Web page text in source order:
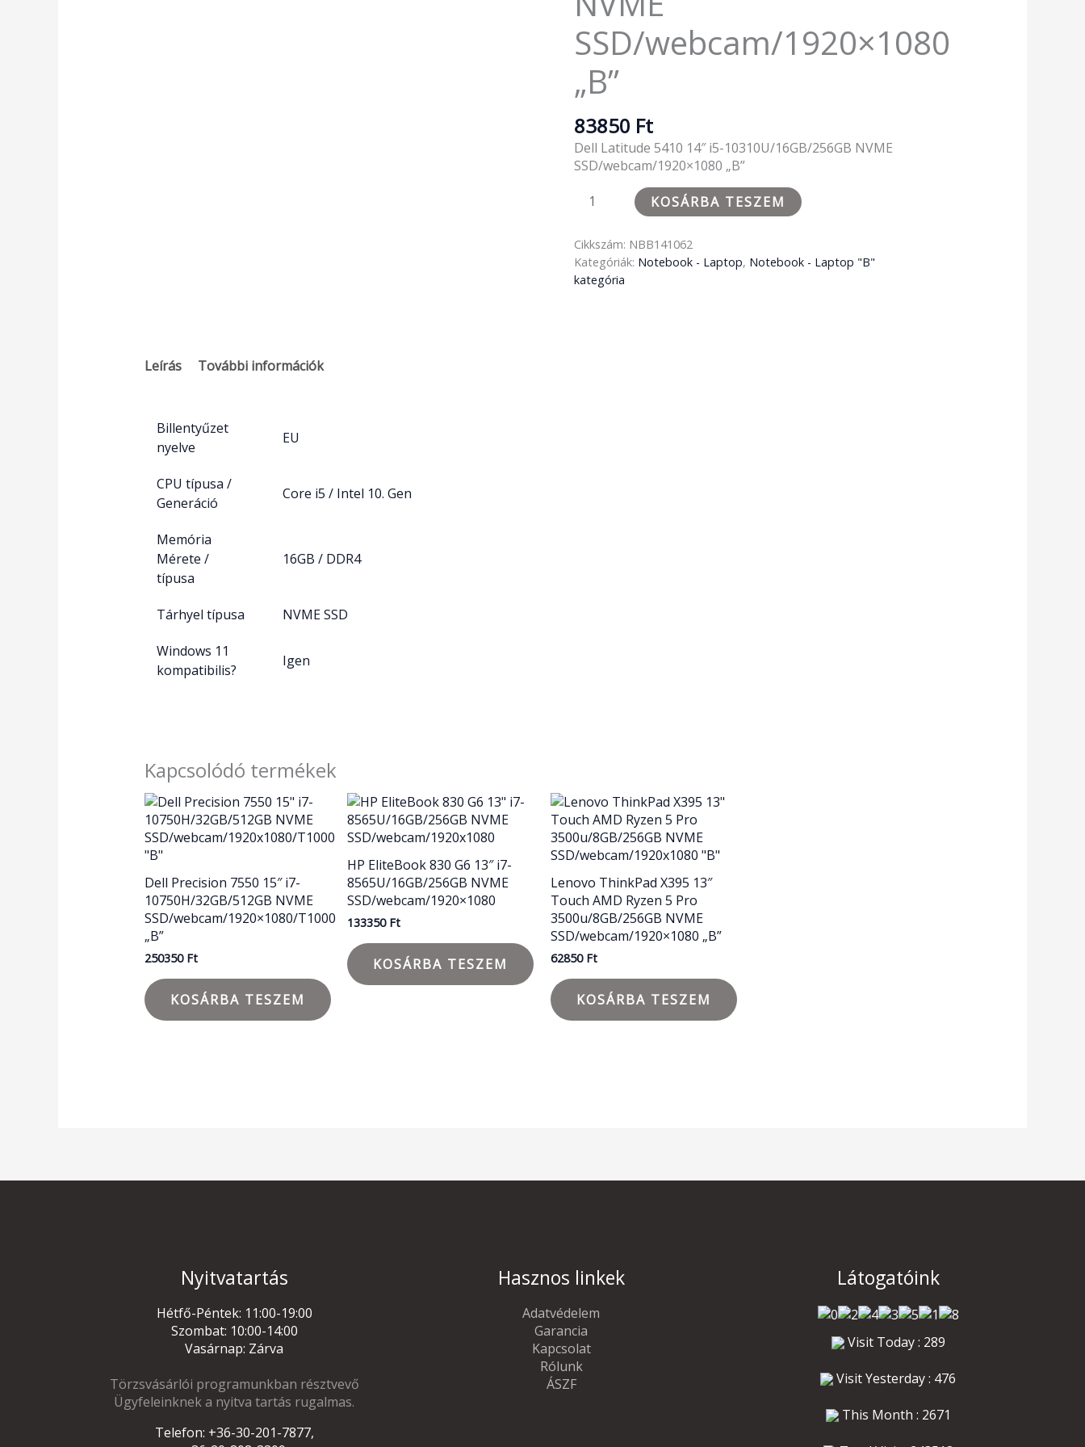
SSD/webcam/1920×1080
„B”
83850 Ft
Dell Latitude 5410 14″ i5-10310U/16GB/256GB NVME
SSD/webcam/1920×1080 „B”
KOSÁRBA TESZEM
Cikkszám: NBB141062
Kategóriák: Notebook - Laptop, Notebook - Laptop "B"
kategória
Leírás További információk
Billentyűzet
nyelve
EU
CPU típusa /
Generáció
Core i5 / Intel 10. Gen
Memória
Mérete /
típusa
16GB / DDR4
Tárhyel típusa NVME SSD
Windows 11
kompatibilis?
Igen
Kapcsolódó termékek
Dell Precision 7550 15″ i7-
10750H/32GB/512GB NVME
SSD/webcam/1920×1080/T1000
„B”
250350 Ft
KOSÁRBA TESZEM
HP EliteBook 830 G6 13″ i7-
8565U/16GB/256GB NVME
SSD/webcam/1920×1080
133350 Ft
KOSÁRBA TESZEM
Lenovo ThinkPad X395 13″
Touch AMD Ryzen 5 Pro
3500u/8GB/256GB NVME
SSD/webcam/1920×1080 „B”
62850 Ft
KOSÁRBA TESZEM
Nyitvatartás
Hétfő-Péntek: 11:00-19:00
Szombat: 10:00-14:00
Vasárnap: Zárva
Törzsvásárlói programunkban résztvevő
Ügyfeleinknek a nyitva tartás rugalmas.
Telefon: +36-30-201-7877,
Hasznos linkek
Adatvédelem
Garancia
Kapcsolat
Rólunk
ÁSZF
Látogatóink
Visit Today : 289
Visit Yesterday : 476
This Month : 2671